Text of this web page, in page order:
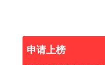
申请上榜